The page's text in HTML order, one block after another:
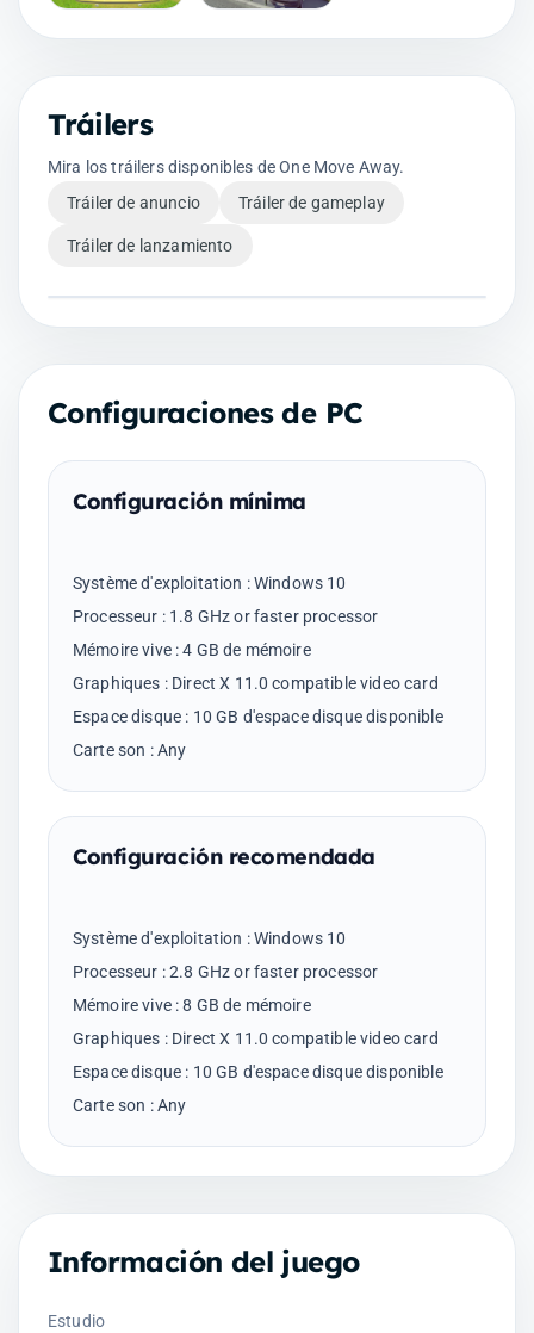
Tráilers
Mira los tráilers disponibles de One Move Away.
Tráiler de anuncio
Tráiler de gameplay
Tráiler de lanzamiento
Configuraciones de PC
Configuración mínima
Système d'exploitation : Windows 10
Processeur : 1.8 GHz or faster processor
Mémoire vive : 4 GB de mémoire
Graphiques : Direct X 11.0 compatible video card
Espace disque : 10 GB d'espace disque disponible
Configuración recomendada
Système d'exploitation : Windows 10
Processeur : 2.8 GHz or faster processor
Mémoire vive : 8 GB de mémoire
Graphiques : Direct X 11.0 compatible video card
Espace disque : 10 GB d'espace disque disponible
Información del juego
Estudio